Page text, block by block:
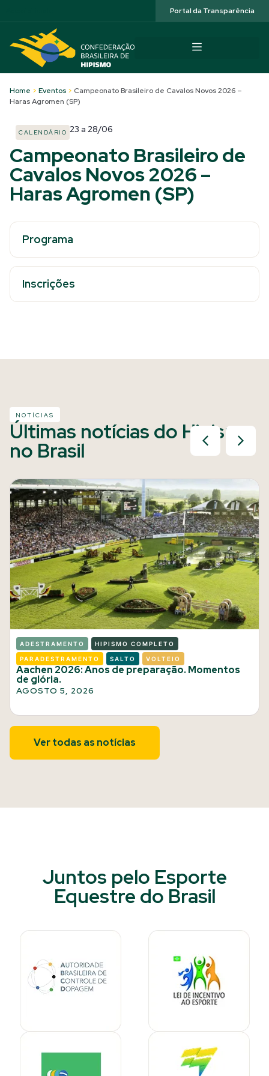
Portal da Transparência
Home > Eventos > Campeonato Brasileiro de Cavalos Novos 2026 –
Haras Agromen (SP)
CALENDÁRIO 23 a 28/06
Campeonato Brasileiro de
Cavalos Novos 2026 –
Haras Agromen (SP)
Programa
Inscrições
NOTÍCIAS
Últimas notícias do Hipismo
no Brasil
ADESTRAMENTO HIPISMO COMPLETO
PARADESTRAMENTO SALTO VOLTEIO
Aachen 2026: Anos de preparação. Momentos
de glória.
AGOSTO 5, 2026
Ver todas as notícias
Juntos pelo Esporte
Equestre do Brasil​